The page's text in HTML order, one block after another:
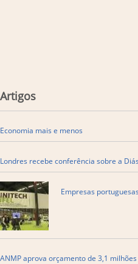
Artigos
Economia mais e menos
Londres recebe conferência sobre a
Empresas
ANMP aprova orçamento de 3,1 milhões